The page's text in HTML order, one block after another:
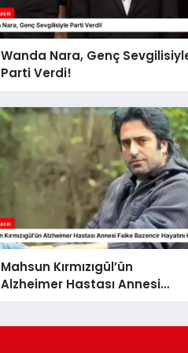
Wanda Nara, Genç
Parti Verdi!
Mahsun Kırmızıgül’ün
Alzheimer Hastası Annesi
Faike Bazencir Hayatını